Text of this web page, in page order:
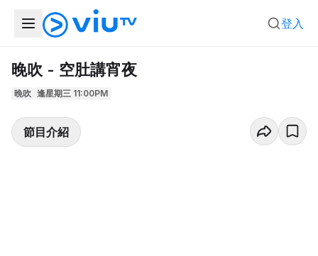
登入
晚吹 - 空肚講宵夜
晚吹 逢星期三 11:00PM
節目介紹